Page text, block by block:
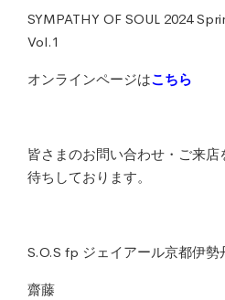
SYMPATHY OF SOUL 2024
Vol.1
オンラインページはこちら
皆さまのお問い合わせ・ご来
待ちしております。
S.O.S fp ジェイアール京都伊勢
齋藤